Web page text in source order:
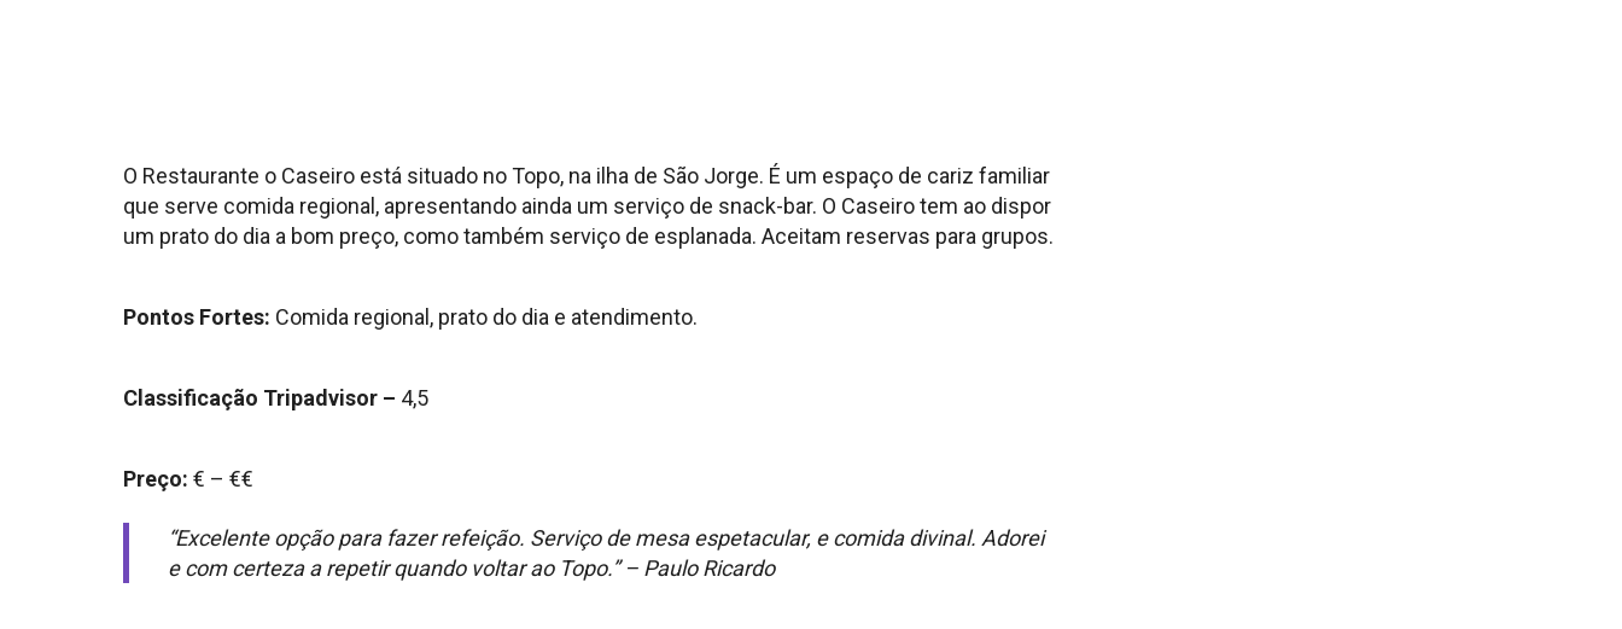
O Restaurante o Caseiro está situado no Topo, na ilha de São Jorge. É um espaço de cariz familiar
que serve comida regional, apresentando ainda um serviço de snack-bar. O Caseiro tem ao dispor
um prato do dia a bom preço, como também serviço de esplanada. Aceitam reservas para grupos.
Pontos Fortes: Comida regional, prato do dia e atendimento.
Classificação Tripadvisor – 4,5
Preço: € – €€
“Excelente opção para fazer refeição. Serviço de mesa espetacular, e comida divinal. Adorei
e com certeza a repetir quando voltar ao Topo.” – Paulo Ricardo